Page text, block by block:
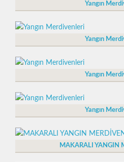
Yangın
Yangın
Yangın
Yangın
MAKARALI YANGIN